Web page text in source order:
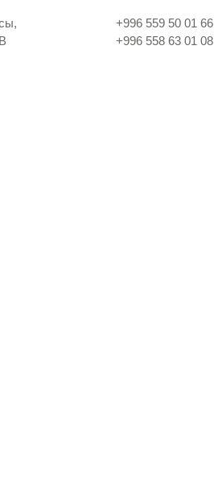
+996 559 50 01 66
+996 558 63 01 08